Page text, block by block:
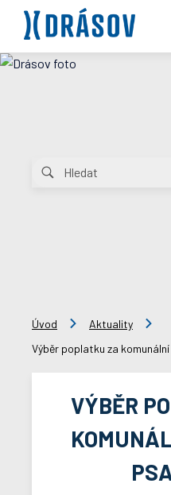
Úvod
Aktuality
Výběr poplatku za
VÝBĚR